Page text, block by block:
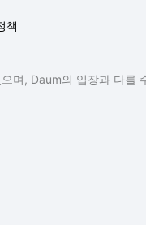
책
며, Daum의 입장과 다를